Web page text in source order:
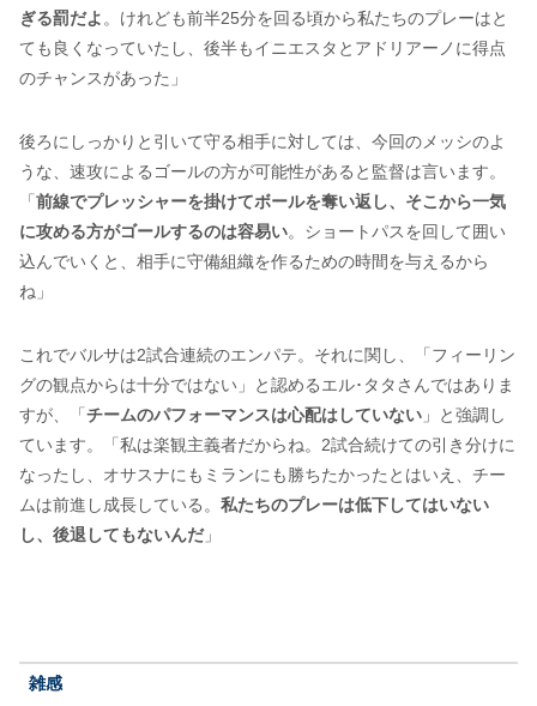
ぎる罰だよ 。けれども前半25分を回る頃から私たちのプレーはと
ても良くなっていたし、後半もイニエスタとアドリアーノに得点
のチャンスがあった」
後ろにしっかりと引いて守る相手に対しては、今回のメッシのよ
うな、速攻によるゴールの方が可能性があると監督は言います。
「 前線でプレッシャーを掛けてボールを奪い返し、そこから一気
に攻める方がゴールするのは容易い。ショートパスを回して囲い
込んでいくと、相手に守備組織を作るための時間を与えるから
ね」
これでバルサは2試合連続のエンパテ。それに関し、「フィーリン
グの観点からは十分ではない」と認めるエル･タタさんではありま
すが、「 チームのパフォーマンスは心配はしていない 」と強調し
ています。「私は楽観主義者だからね。2試合続けての引き分けに
なったし、オサスナにもミランにも勝ちたかったとはいえ、チー
ムは前進し成長している。 私たちのプレーは低下してはいない
し、後退してもないんだ」
雑感